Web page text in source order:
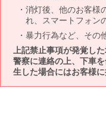
消灯後、他のお客様
れ、スマートフォン
暴力行為など、その
上記禁止事項が発覚し
警察に連絡の上、下車
生した場合にはお客様